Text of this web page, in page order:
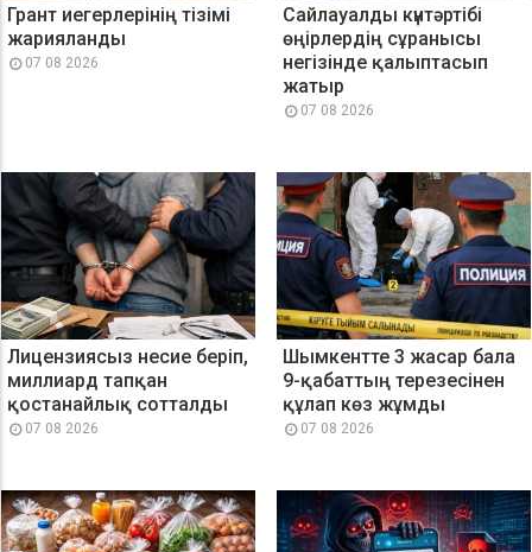
Грант иегерлерінің тізімі
жарияланды
07 08 2026
Сайлауалды күнтәртібі
өңірлердің сұранысы
негізінде қалыптасып
жатыр
07 08 2026
Лицензиясыз несие беріп,
миллиард тапқан
қостанайлық сотталды
07 08 2026
Шымкентте 3 жасар бала
9-қабаттың терезесінен
құлап көз жұмды
07 08 2026